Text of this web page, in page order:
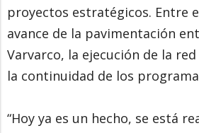
proyectos estratégicos. Entre
avance de la pavimentación
Varvarco, la ejecución de la
la continuidad de los
“Hoy ya es un hecho, se está